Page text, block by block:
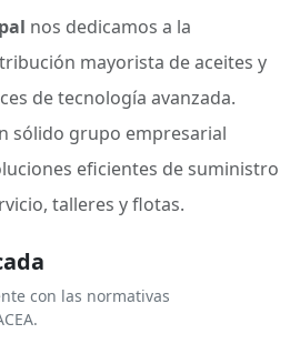
nos dedicamos a la
mayorista de aceites y
de tecnología avanzada.
sólido grupo empresarial
eficientes de suministro
talleres y flotas.
con las normativas